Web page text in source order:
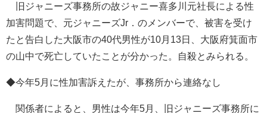
旧ジャニーズ事務所の故ジャニー喜多川元社長による性
加害問題で、元ジャニーズJr．のメンバーで、被害を受け
たと告白した大阪市の40代男性が10月13日、大阪府箕面市
の山中で死亡していたことが分かった。自殺とみられる。
◆今年5月に性加害訴えたが、事務所から連絡なし
関係者によると、男性は今年5月、旧ジャニーズ事務所に